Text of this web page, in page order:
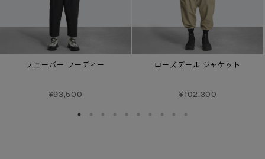
フェーバー フーディー
¥93,500
ローズデール ジャケット
¥102,300